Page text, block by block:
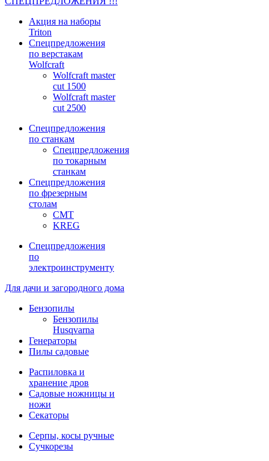
Акция на наборы
Triton
Спецпредложения
по верстакам
Wolfcraft
Wolfcraft master
cut 1500
Wolfcraft master
cut 2500
Спецпредложения
по станкам
Спецпредложения
по токарным
станкам
Спецпредложения
по фрезерным
столам
CMT
KREG
Спецпредложения
по
электроинструменту
Для дачи и загородного дома
Бензопилы
Бензопилы
Husqvarna
Генераторы
Пилы садовые
Распиловка и
хранение дров
Садовые ножницы и
ножи
Секаторы
Серпы, косы ручные
Сучкорезы